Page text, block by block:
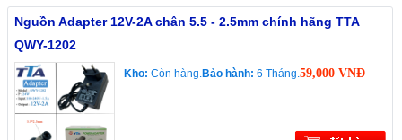
Nguồn Adapter 12V-2A chân 5.5 - 2.5mm chính hãng TTA
QWY-1202
Kho: Còn hàng.Bảo hành: 6 Tháng.59,000 VNĐ